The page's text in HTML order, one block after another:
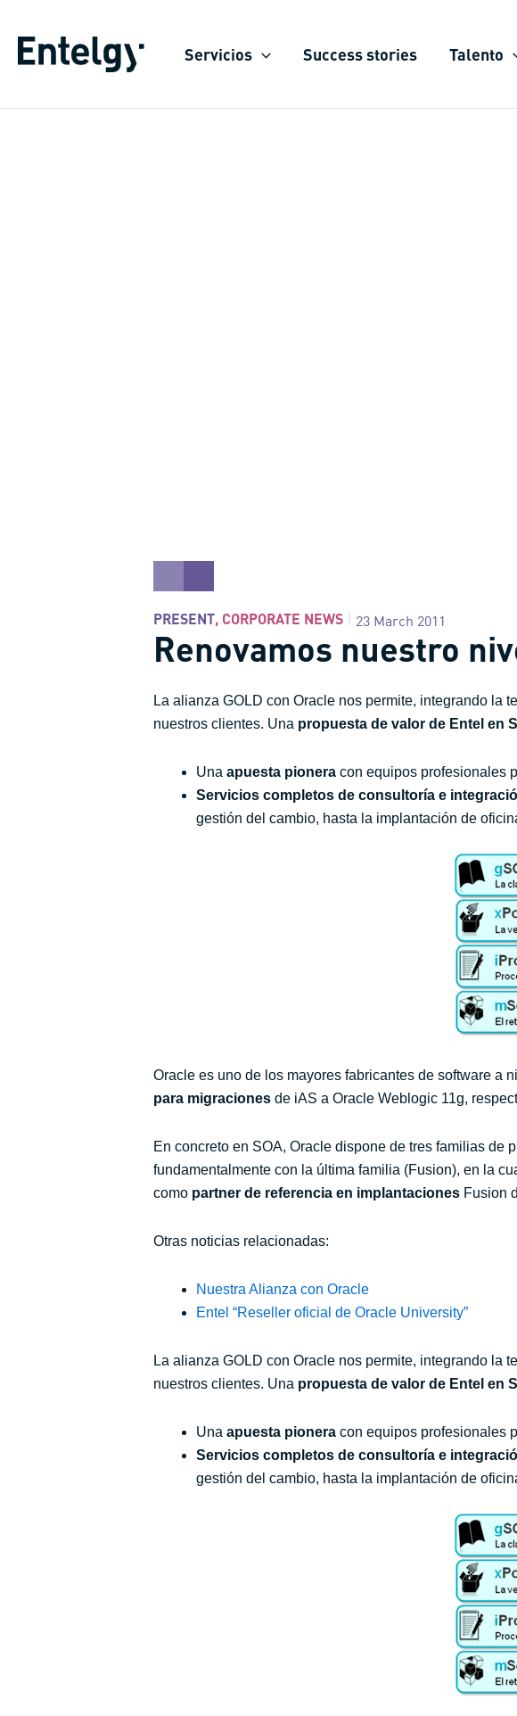
content
Servicios Success stories Talento
PRESENT, CORPORATE NEWS 23 March 2011
Renovamos nuestro
La alianza GOLD con Oracle nos permite, integrando la
nuestros clientes. Una propuesta de valor de Entel en
Una apuesta pionera con equipos profesionales
Servicios completos de consultoría e
gestión del cambio, hasta la implantación de
Oracle es uno de los mayores fabricantes de software a
para migraciones de iAS a Oracle Weblogic 11g,
En concreto en SOA, Oracle dispone de tres familias
fundamentalmente con la última familia (Fusion), en la
como partner de referencia en implantaciones Fusion
Otras noticias relacionadas:
Nuestra Alianza con Oracle
Entel “Reseller oficial de Oracle University”
La alianza GOLD con Oracle nos permite, integrando la
nuestros clientes. Una propuesta de valor de Entel en
Una apuesta pionera con equipos profesionales
Servicios completos de consultoría e
gestión del cambio, hasta la implantación de